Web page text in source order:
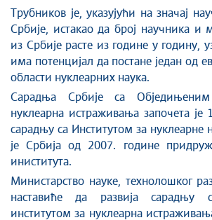
Трубников је, указујући на значај
Србије, истакао да број научника
из Србије расте из године у годину,
има потенцијал да постане један од
области нуклеарних наука.
Сарадња Србије са
нуклеарна истраживања започета је
сарадњу са Институтом за нуклеарне
је Србија од 2007. године
иниститута.
Министарство науке, технолошког
наставиће да развија сарадњу
институтом за нуклеарна